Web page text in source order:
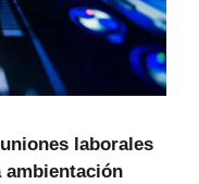
laborales
ambientación